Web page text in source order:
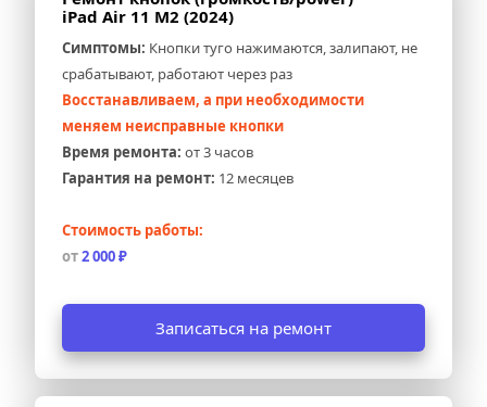
iPad Air 11 M2 (2024)
Симптомы: Кнопки туго нажимаются, залипают, не
срабатывают, работают через раз
Восстанавливаем, а при необходимости
меняем неисправные кнопки
Время ремонта: от 3 часов
Гарантия на ремонт: 12 месяцев
Стоимость работы:
от 2 000 ₽
Записаться на ремонт